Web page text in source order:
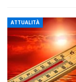
ATTUALITÀ